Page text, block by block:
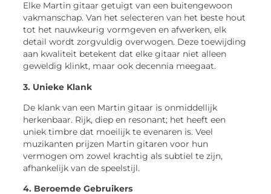
Elke Martin gitaar getuigt van een buitengewoon
vakmanschap. Van het selecteren van het beste hout
tot het nauwkeurig vormgeven en afwerken, elk
detail wordt zorgvuldig overwogen. Deze toewijding
aan kwaliteit betekent dat elke gitaar niet alleen
geweldig klinkt, maar ook decennia meegaat.
3. Unieke Klank
De klank van een Martin gitaar is onmiddellijk
herkenbaar. Rijk, diep en resonant; het heeft een
uniek timbre dat moeilijk te evenaren is. Veel
muzikanten prijzen Martin gitaren voor hun
vermogen om zowel krachtig als subtiel te zijn,
afhankelijk van de speelstijl.
4. Beroemde Gebruikers